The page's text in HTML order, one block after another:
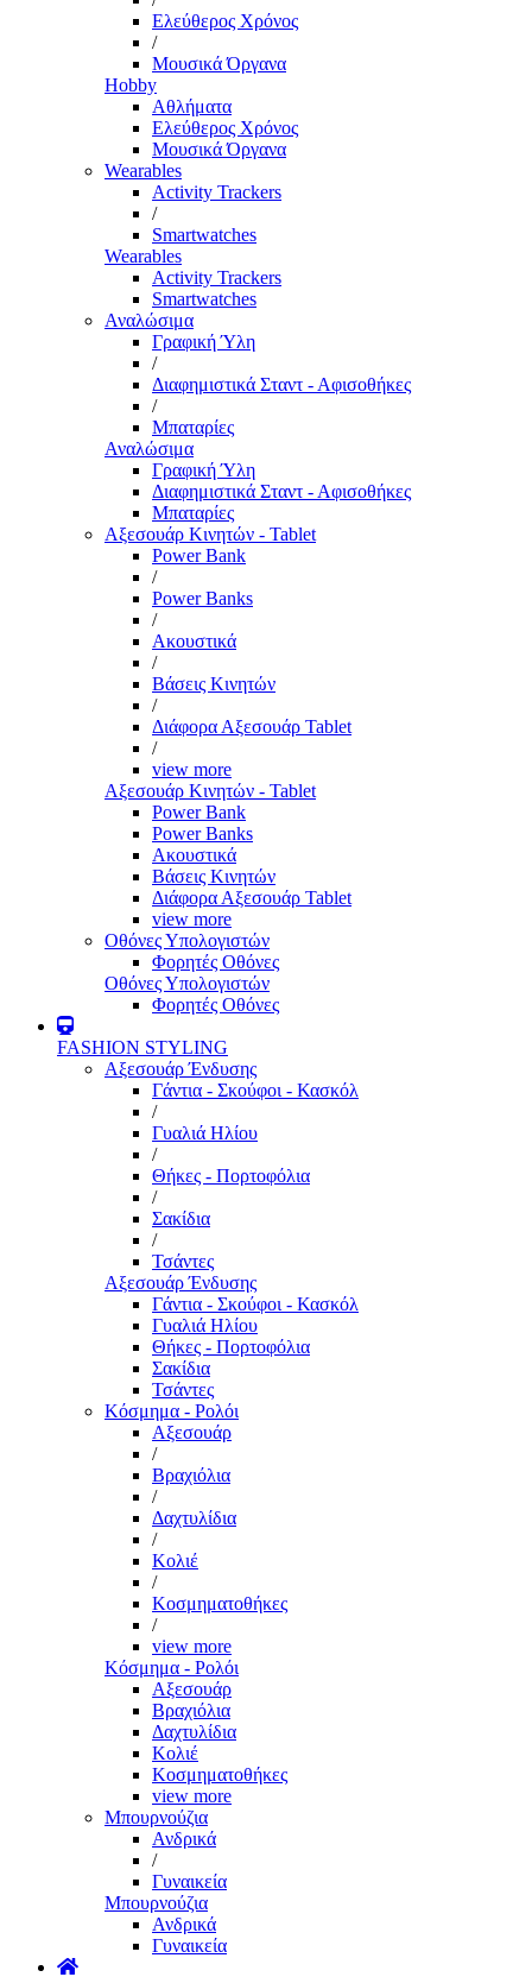
Ελεύθερος Χρόνος
/
Μουσικά Όργανα
Hobby
Αθλήματα
Ελεύθερος Χρόνος
Μουσικά Όργανα
Wearables
Activity Trackers
/
Smartwatches
Wearables
Activity Trackers
Smartwatches
Αναλώσιμα
Γραφική Ύλη
/
Διαφημιστικά Σταντ - Αφισοθήκες
/
Μπαταρίες
Αναλώσιμα
Γραφική Ύλη
Διαφημιστικά Σταντ - Αφισοθήκες
Μπαταρίες
Αξεσουάρ Κινητών - Tablet
Power Bank
/
Power Banks
/
Ακουστικά
/
Βάσεις Κινητών
/
Διάφορα Αξεσουάρ Tablet
/
view more
Αξεσουάρ Κινητών - Tablet
Power Bank
Power Banks
Ακουστικά
Βάσεις Κινητών
Διάφορα Αξεσουάρ Tablet
view more
Οθόνες Υπολογιστών
Φορητές Οθόνες
Οθόνες Υπολογιστών
Φορητές Οθόνες
FASHION STYLING
Αξεσουάρ Ένδυσης
Γάντια - Σκούφοι - Κασκόλ
/
Γυαλιά Ηλίου
/
Θήκες - Πορτοφόλια
/
Σακίδια
/
Τσάντες
Αξεσουάρ Ένδυσης
Γάντια - Σκούφοι - Κασκόλ
Γυαλιά Ηλίου
Θήκες - Πορτοφόλια
Σακίδια
Τσάντες
Κόσμημα - Ρολόι
Αξεσουάρ
/
Βραχιόλια
/
Δαχτυλίδια
/
Κολιέ
/
Κοσμηματοθήκες
/
view more
Κόσμημα - Ρολόι
Αξεσουάρ
Βραχιόλια
Δαχτυλίδια
Κολιέ
Κοσμηματοθήκες
view more
Μπουρνούζια
Ανδρικά
/
Γυναικεία
Μπουρνούζια
Ανδρικά
Γυναικεία